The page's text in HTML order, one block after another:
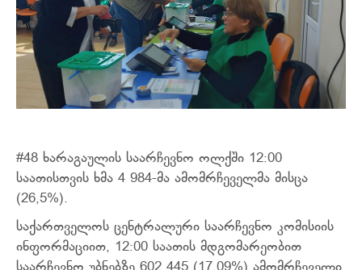
#48 ხარაგაულის საარჩევნო ოლქში 12:00
საათისთვის ხმა 4 984-მა ამომრჩეველმა მისცა
(26,5%).
საქართველოს ცენტრალური საარჩევნო კომისიის
ინფორმაციით, 12:00 საათის მდგომარეობით